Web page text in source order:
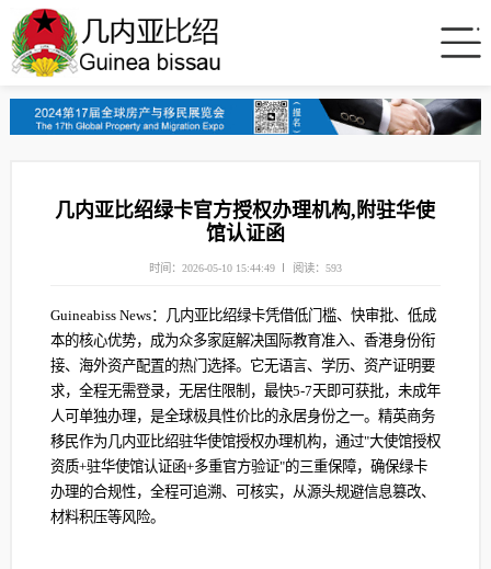
几内亚比绍绿卡官方授权办理机构,附驻华使
馆认证函
时间：2026-05-10 15:44:49 阅读：593
Guineabiss News：几内亚比绍绿卡凭借低门槛、快审批、低成
本的核心优势，成为众多家庭解决国际教育准入、香港身份衔
接、海外资产配置的热门选择。它无语言、学历、资产证明要
求，全程无需登录，无居住限制，最快5-7天即可获批，未成年
人可单独办理，是全球极具性价比的永居身份之一。精英商务
移民作为几内亚比绍驻华使馆授权办理机构，通过"大使馆授权
资质+驻华使馆认证函+多重官方验证"的三重保障，确保绿卡
办理的合规性，全程可追溯、可核实，从源头规避信息篡改、
材料积压等风险。